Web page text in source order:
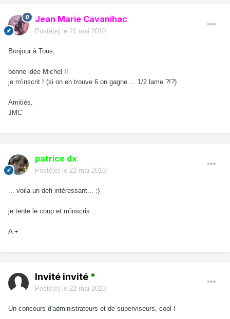
Jean Marie Cavanihac
Posté(e) le 21 mai 2010
Bonjour à Tous,
bonne idée Michel !!
je m'inscrit ! (si on en trouve 6 on gagne ... 1/2 lame ?!?)
Amitiés,
JMC
patrice dx
Posté(e) le 22 mai 2010
... voila un défi intéressant... :)
je tente le coup et m'inscris
A +
Invité invité *
Posté(e) le 22 mai 2010
Un concours d'administrateurs et de superviseurs, cool !